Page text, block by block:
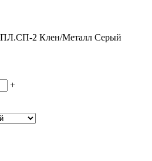
ПЛ.СП-2 Клен/Металл Серый
+